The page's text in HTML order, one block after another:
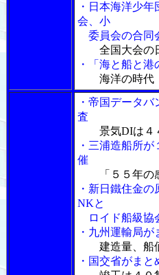
・日本海洋少
会、小
委員会の合同
全国大会の
・「海と船と
海洋の時代
・帝国データ
査
景気DIは４
・三浦造船所
催
「５５年の
・新日鐵住金
NKと
ロイド船級協
・九州運輸局
建造量、船
・国交省がま